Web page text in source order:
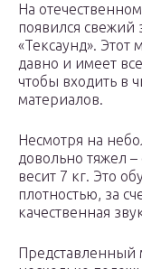
На
появился
«Тексаунд». Этот
давно и имеет
чтобы входить в
материалов.
Несмотря на
довольно тяжел
весит 7 кг. Это
плотностью, за
качественная
Представленный